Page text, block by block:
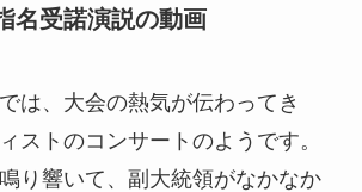
名受諾演説の動画
は、大会の熱気が伝わってき
ストのコンサートのようです。
り響いて、副大統領がなかなか